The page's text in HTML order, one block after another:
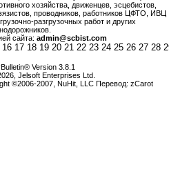
хозяйства, движенцев, эсцебистов,
проводников, работников ЦФТО, ИВЦ
разгрузочных работ и других
сайта: admin@scbist.com
16 17 18 19 20 21 22 23 24 25 26 27 28
Version 3.8.1
Jelsoft Enterprises Ltd.
©2006-2007, NuHit, LLC Перевод: zCarot